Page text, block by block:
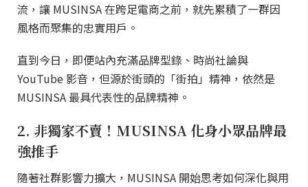
流，讓 MUSINSA 在跨足電商之前，就先累積了一群因
風格而聚集的忠實用戶。
直到今日，即便站內充滿品牌型錄、時尚社論與
YouTube 影音，但源於街頭的「街拍」精神，依然是
MUSINSA 最具代表性的品牌精神。
2. 非獨家不賣！MUSINSA 化身小眾品牌最
強推手
隨著社群影響力擴大，MUSINSA 開始思考如何深化與用